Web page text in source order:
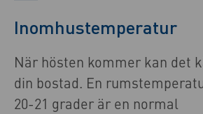
Inomhustemperatur
När hösten kommer kan det
din bostad. En
20-21 grader är en normal